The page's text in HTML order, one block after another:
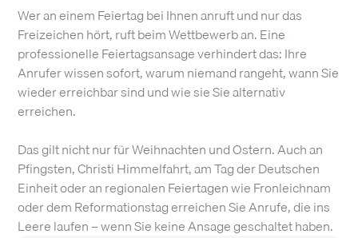
Wer an einem Feiertag bei Ihnen anruft und nur das
Freizeichen hört, ruft beim Wettbewerb an. Eine
professionelle Feiertagsansage verhindert das: Ihre
Anrufer wissen sofort, warum niemand rangeht, wann Sie
wieder erreichbar sind und wie sie Sie alternativ
erreichen.
Das gilt nicht nur für Weihnachten und Ostern. Auch an
Pfingsten, Christi Himmelfahrt, am Tag der Deutschen
Einheit oder an regionalen Feiertagen wie Fronleichnam
oder dem Reformationstag erreichen Sie Anrufe, die ins
Leere laufen – wenn Sie keine Ansage geschaltet haben.